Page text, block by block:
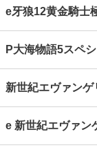
e牙狼12黄金騎士
P大海物語5スペ
新世紀エヴァン
e 新世紀エヴァン